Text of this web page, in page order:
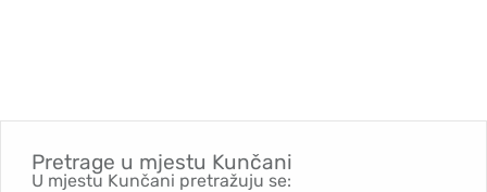
Pretrage u mjestu Kunčani
U mjestu Kunčani pretražuju se: